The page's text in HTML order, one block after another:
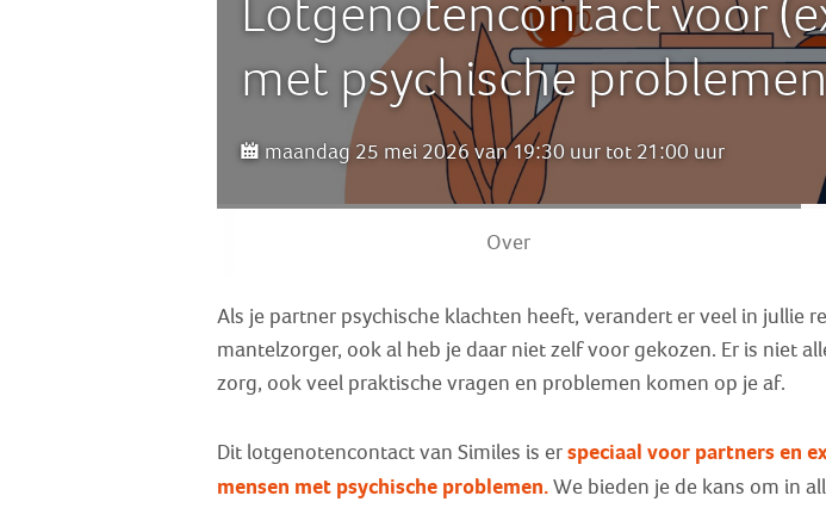
Lotgenotencontact voor
met psychische
maandag 25 mei 2026 van 19:30 uur tot 21:00 uur
Over
Als je partner psychische klachten heeft, verandert er veel in jullie
mantelzorger, ook al heb je daar niet zelf voor gekozen. Er is niet
zorg, ook veel praktische vragen en problemen komen op je af.
Dit lotgenotencontact van Similes is er speciaal voor partners en
mensen met psychische problemen.We bieden je de kans om in